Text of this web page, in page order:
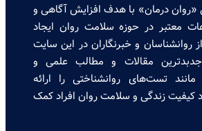
«روان درمان» با هدف افزایش آگاهی و
معتبر در حوزه سلامت روان ایجاد
و خبرنگاران در این سایت
جدبدترین مقالات و مطالب علمی و
مانند تست‌های روانشناختی را ارائه
کیفیت زندگی و سلامت روان افراد کمک